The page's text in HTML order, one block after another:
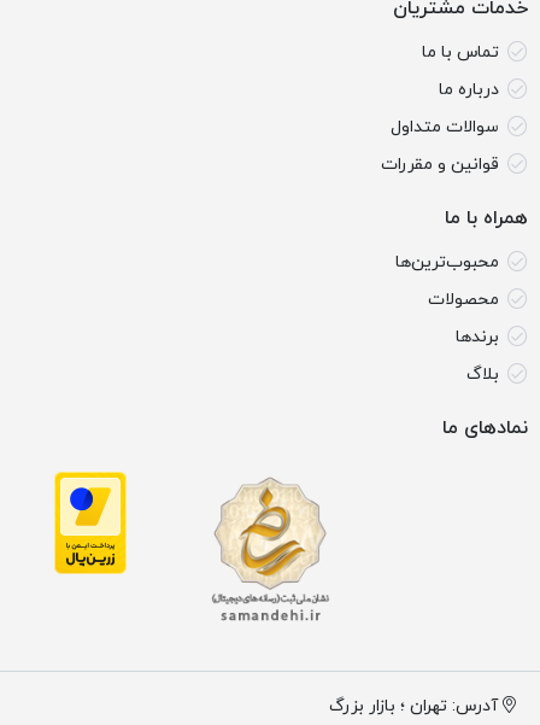
خدمات مشتریان
تماس با ما
درباره ما
سوالات متداول
قوانین و مقررات
همراه با ما
محبوب‌ترین‌ها
محصولات
برندها
بلاگ
نمادهای ما
آدرس: تهران ؛ بازار بزرگ